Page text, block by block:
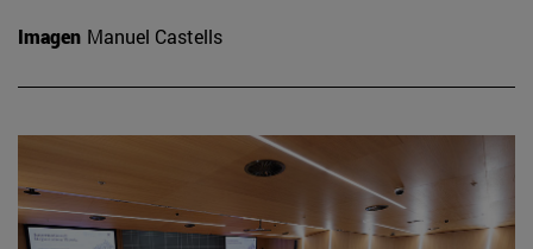
Imagen Manuel Castells